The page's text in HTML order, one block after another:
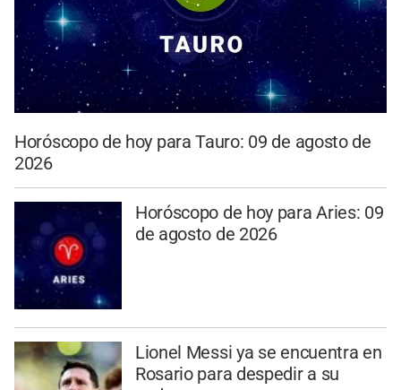
Horóscopo de hoy para Tauro: 09 de agosto de
2026
Horóscopo de hoy para Aries: 09
de agosto de 2026
Lionel Messi ya se encuentra en
Rosario para despedir a su